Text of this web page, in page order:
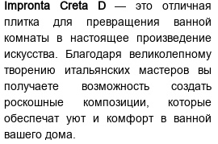
Impronta Creta D— это отличная
плитка для превращения ванной
комнаты в настоящее произведение
искусства. Благодаря великолепному
творению итальянских мастеров вы
получаете возможность создать
роскошные композиции, которые
обеспечат уют и комфорт в ванной
вашего дома.